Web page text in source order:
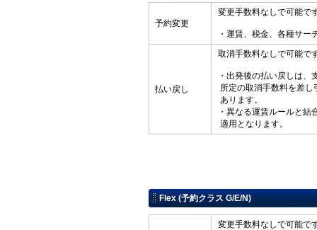
予約変更
変更手数料なしで可能で
・運賃、税金、各種サ
払い戻し
取消手数料なしで可能で
・出発後の払い戻しは
所定の取消手数料を差
あります。
・異なる運賃ルールと
適用となります。
Flex (予約クラス G/E/N)
変更手数料なしで可能で